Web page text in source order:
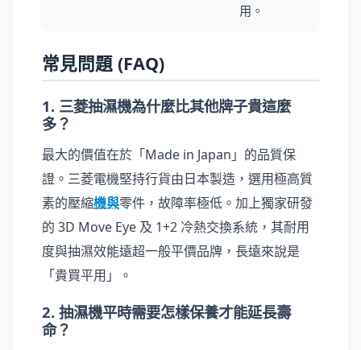
用。
常見問題 (FAQ)
1. 三菱抽濕機為什麼比其他牌子貴這麼
多？
最大的價值在於「Made in Japan」的品質保
證。三菱電機堅持行貨由日本製造，選用極高質
素的壓縮機與零件，故障率極低。加上獨家研發
的 3D Move Eye 及 1+2 冷熱交換系統，其耐用
度與抽濕效能遠超一般平價品牌，長遠來說是
「貴買平用」。
2. 抽濕機平時需要怎樣保養才能延長壽
命？